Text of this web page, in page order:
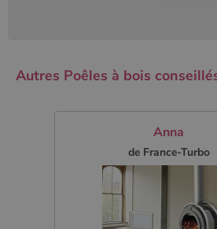
Autres Poêles à bois
Anna
de France-Turbo